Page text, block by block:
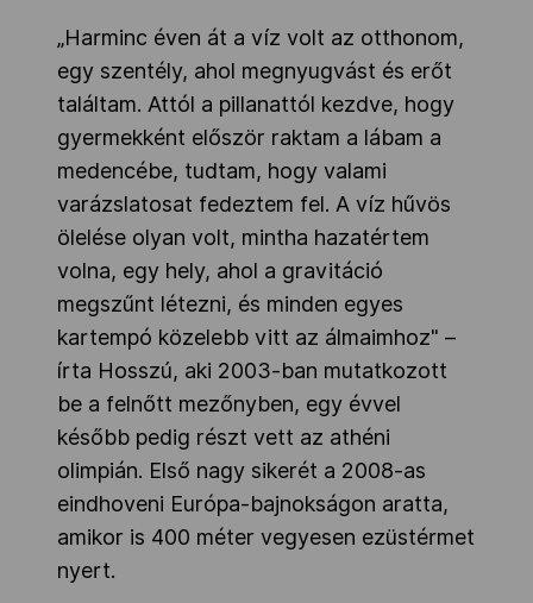
„Harminc éven át a víz volt az otthonom,
egy szentély, ahol megnyugvást és erőt
találtam. Attól a pillanattól kezdve, hogy
gyermekként először raktam a lábam a
medencébe, tudtam, hogy valami
varázslatosat fedeztem fel. A víz hűvös
ölelése olyan volt, mintha hazatértem
volna, egy hely, ahol a gravitáció
megszűnt létezni, és minden egyes
kartempó közelebb vitt az álmaimhoz" –
írta Hosszú, aki 2003-ban mutatkozott
be a felnőtt mezőnyben, egy évvel
később pedig részt vett az athéni
olimpián. Első nagy sikerét a 2008-as
eindhoveni Európa-bajnokságon aratta,
amikor is 400 méter vegyesen ezüstérmet
nyert.